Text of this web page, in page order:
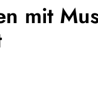
mit